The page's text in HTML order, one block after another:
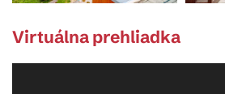
Virtuálna prehliadka